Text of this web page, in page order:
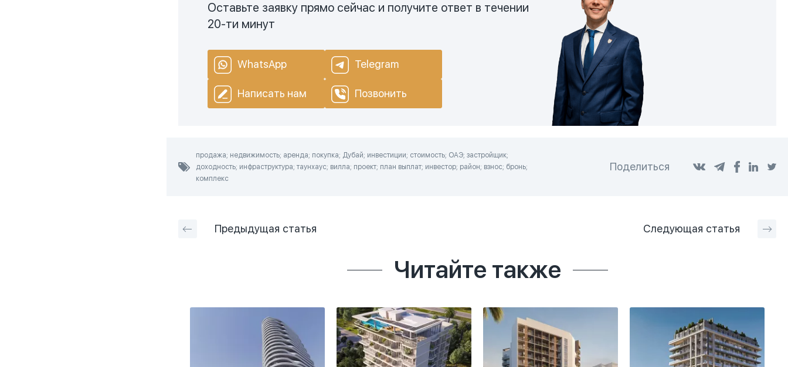
Оставьте заявку прямо сейчас и получите ответ в течении
20-ти минут
WhatsApp Telegram
Написать нам Позвонить
продажа; недвижимость; аренда; покупка; Дубай; инвестиции; стоимость; ОАЭ; застройщик;
доходность; инфраструктура; таунхаус; вилла; проект; план выплат; инвестор; район; взнос; бронь;
комплекс
Поделиться
Предыдущая статья Следующая статья
Читайте также